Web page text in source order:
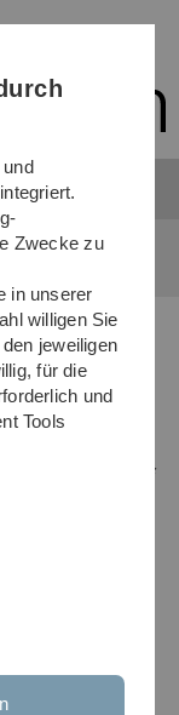
in die
Materialien auf
Zwecke zu
in unserer
willigen Sie
jeweiligen
für die
und
Tools